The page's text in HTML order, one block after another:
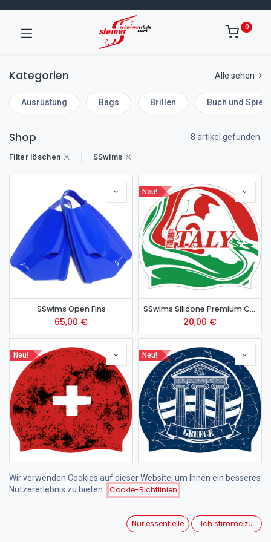
0
Kategorien Alle sehen
Ausrüstung Bags Brillen Buch und
Shop 8 artikel gefunden.
Filter löschen SSwims
SSwims Open Fins
65,00 €
Neu!
SSwims Silicone Premium Cap - Italy
20,00 €
Neu!
20,00€
Neu!
20,00€
Neu!
Wir verwenden Cookies auf dieser Website, um Ihnen ein besseres
Nutzererlebnis zu bieten.
Cookie-Richtlinien
Nur essentielle Ich stimme zu